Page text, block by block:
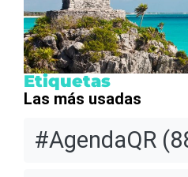
Etiquetas
Las más usadas
#AgendaQR